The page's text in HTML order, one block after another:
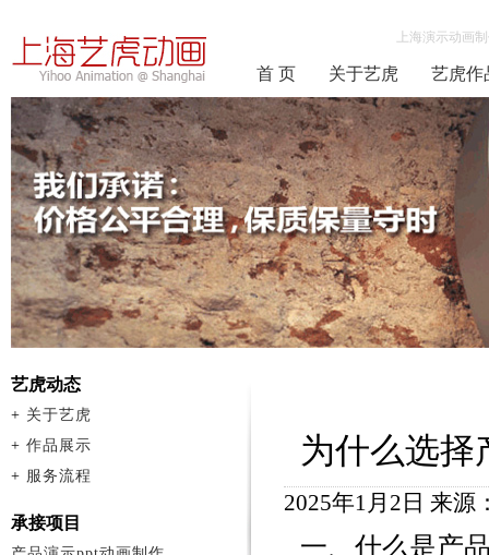
上海演示动画
首 页 关于艺虎 艺虎作
为什么选择
2025年1月2日 来源
一、什么是产
艺虎动态
+ 关于艺虎
+ 作品展示
+ 服务流程
承接项目